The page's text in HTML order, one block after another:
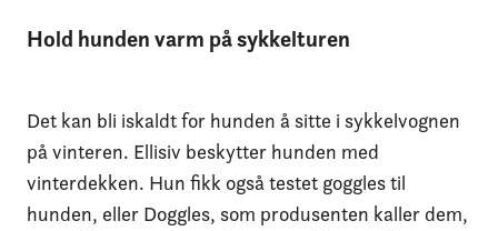
Hold hunden varm på sykkelturen
Det kan bli iskaldt for hunden å sitte i sykkelvognen
på vinteren. Ellisiv beskytter hunden med
vinterdekken. Hun fikk også testet goggles til
hunden, eller Doggles, som produsenten kaller dem,